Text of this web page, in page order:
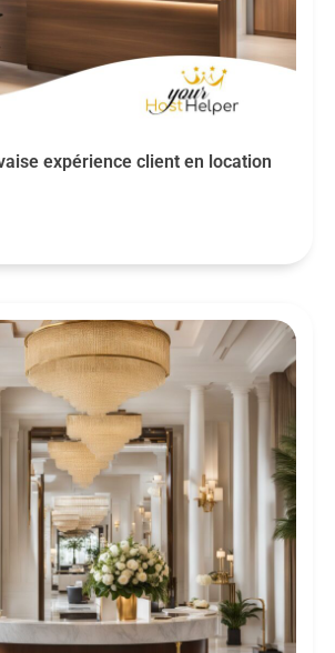
expérience client en location